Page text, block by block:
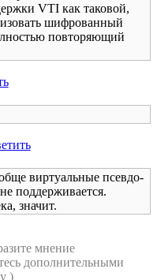
VTI как таковой,
шифрованный
повторяющий
виртуальные псевдо-
поддерживается.
значит.
мнение
дополнительными
)